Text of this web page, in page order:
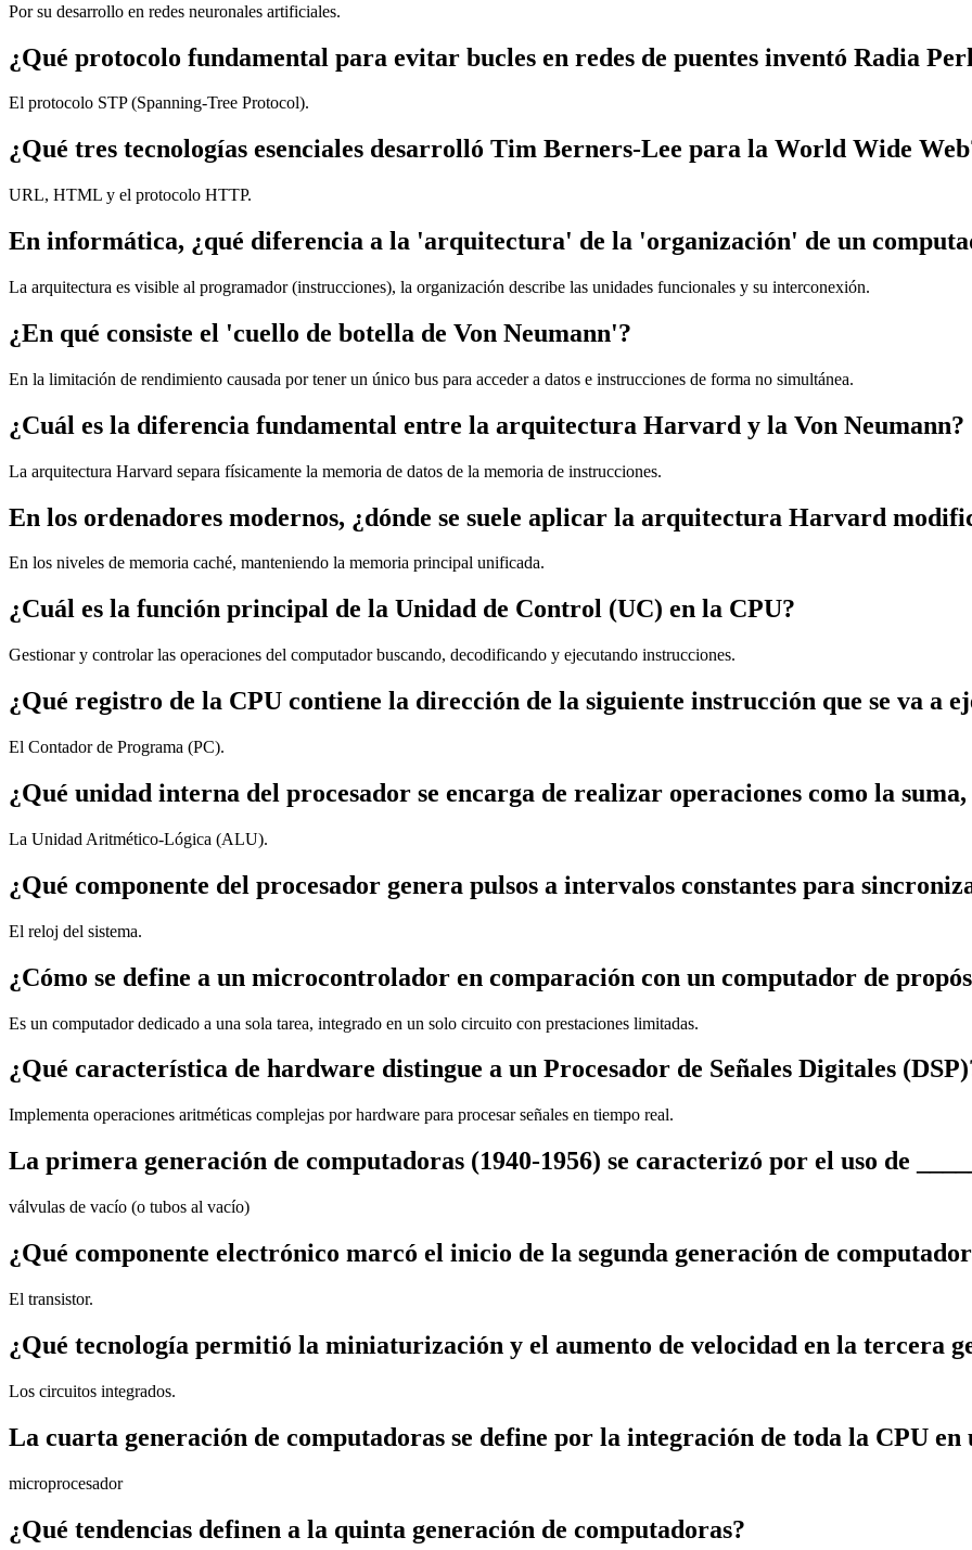
Por su desarrollo en redes neuronales artificiales.
¿Qué protocolo fundamental para evitar bucles en redes de puentes inventó Radia
El protocolo STP (Spanning-Tree Protocol).
¿Qué tres tecnologías esenciales desarrolló Tim Berners-Lee para la World Wide
URL, HTML y el protocolo HTTP.
En informática, ¿qué diferencia a la 'arquitectura' de la 'organización' de un
La arquitectura es visible al programador (instrucciones), la organización describe las unidades funcionales y su interconexión.
¿En qué consiste el 'cuello de botella de Von Neumann'?
En la limitación de rendimiento causada por tener un único bus para acceder a datos e instrucciones de forma no simultánea.
¿Cuál es la diferencia fundamental entre la arquitectura Harvard y la Von Neumann?
La arquitectura Harvard separa físicamente la memoria de datos de la memoria de instrucciones.
En los ordenadores modernos, ¿dónde se suele aplicar la arquitectura Harvard
En los niveles de memoria caché, manteniendo la memoria principal unificada.
¿Cuál es la función principal de la Unidad de Control (UC) en la CPU?
Gestionar y controlar las operaciones del computador buscando, decodificando y ejecutando instrucciones.
¿Qué registro de la CPU contiene la dirección de la siguiente instrucción que se va a
El Contador de Programa (PC).
¿Qué unidad interna del procesador se encarga de realizar operaciones como la
La Unidad Aritmético-Lógica (ALU).
¿Qué componente del procesador genera pulsos a intervalos constantes para
El reloj del sistema.
¿Cómo se define a un microcontrolador en comparación con un computador de
Es un computador dedicado a una sola tarea, integrado en un solo circuito con prestaciones limitadas.
¿Qué característica de hardware distingue a un Procesador de Señales Digitales
Implementa operaciones aritméticas complejas por hardware para procesar señales en tiempo real.
La primera generación de computadoras (1940-1956) se caracterizó por el uso de
válvulas de vacío (o tubos al vacío)
¿Qué componente electrónico marcó el inicio de la segunda generación de
El transistor.
¿Qué tecnología permitió la miniaturización y el aumento de velocidad en la tercera
Los circuitos integrados.
La cuarta generación de computadoras se define por la integración de toda la CPU en
microprocesador
¿Qué tendencias definen a la quinta generación de computadoras?